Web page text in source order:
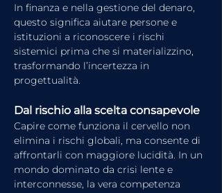
In finanza e nella gestione del denaro,
questo significa aiutare persone e
istituzioni a riconoscere i rischi
sistemici prima che si materializzino,
trasformando l’incertezza in
progettualità.
Dal rischio alla scelta consapevole
Capire come funziona il cervello non
elimina i rischi globali, ma consente di
affrontarli con maggiore lucidità. In un
mondo dominato da crisi lente e
interconnesse, la vera competenza